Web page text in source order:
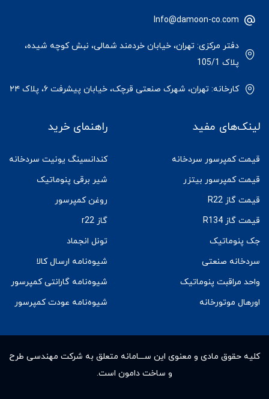
Info@damoon-co.com
دفتر مرکزی: تهران، خیابان خردمند شمالی، نبش کوچه شیده،
پلاک 105/1
کارخانه: تهران، شهرک صنعتی قرچک، خیابان پیشرفت ۶، پلاک ۲۴
لینک‌های مفید
قیمت کمپرسور سردخانه
قیمت کمپرسور بیتزر
قیمت گاز R22
قیمت گاز R134
جک پنوماتیک
سردخانه صنعتی
واحد مراقبت پنوماتیک
اورهال موتورخانه
راهنمای خرید
کندانسینگ یونیت سردخانه
شیر برقی پنوماتیک
روغن کمپرسور
گاز r22
تونل انجماد
شیوه‌نامه ارسال کالا
شیوه‌نامه گارانتی کمپرسور
شیوه‌نامه عودت کمپرسور
کلیه حقوق مادى و معنوى این ســـامانه متعلق به شرکت مهندسی طرح
و ساخت دامون است.